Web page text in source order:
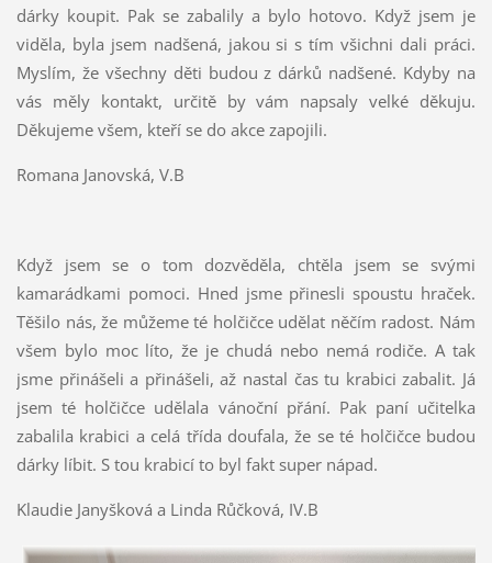
dárky koupit. Pak se zabalily a bylo hotovo. Když jsem je
viděla, byla jsem nadšená, jakou si s tím všichni dali práci.
Myslím, že všechny děti budou z dárků nadšené. Kdyby na
vás měly kontakt, určitě by vám napsaly velké děkuju.
Děkujeme všem, kteří se do akce zapojili.
Romana Janovská, V.B
Když jsem se o tom dozvěděla, chtěla jsem se svými
kamarádkami pomoci. Hned jsme přinesli spoustu hraček.
Těšilo nás, že můžeme té holčičce udělat něčím radost. Nám
všem bylo moc líto, že je chudá nebo nemá rodiče. A tak
jsme přinášeli a přinášeli, až nastal čas tu krabici zabalit. Já
jsem té holčičce udělala vánoční přání. Pak paní učitelka
zabalila krabici a celá třída doufala, že se té holčičce budou
dárky líbit. S tou krabicí to byl fakt super nápad.
Klaudie Janyšková a Linda Růčková, IV.B